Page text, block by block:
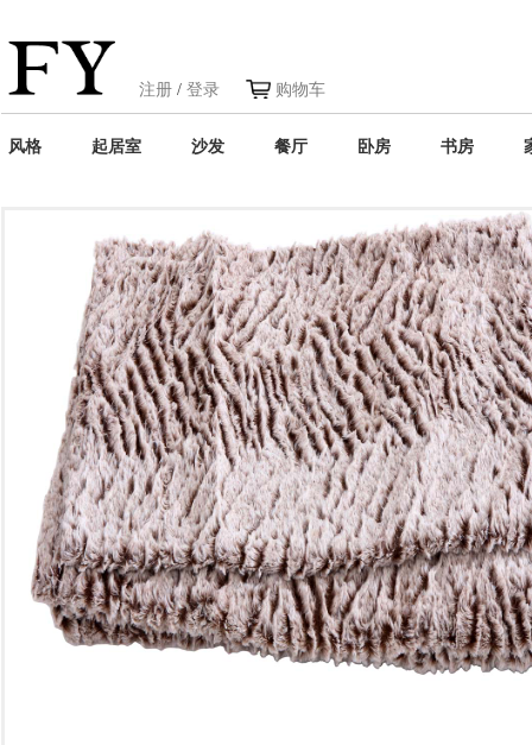
注册 / 登录 购物车
风格 起居室 沙发 餐厅 卧房 书房